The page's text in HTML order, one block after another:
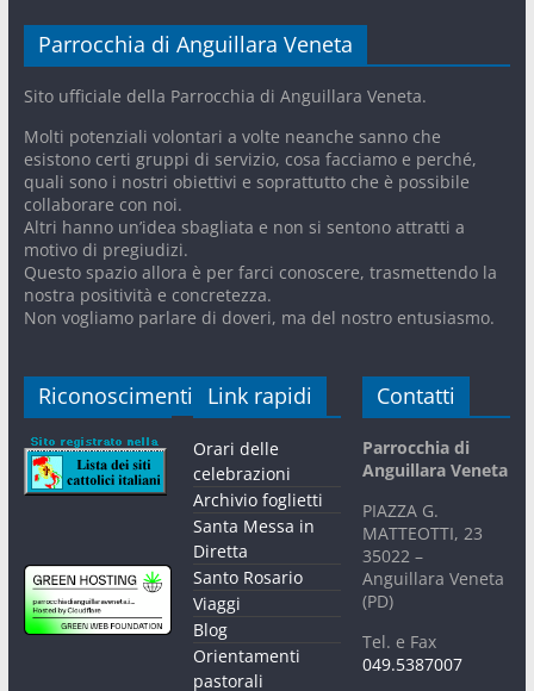
Parrocchia di Anguillara Veneta
Sito ufficiale della Parrocchia di Anguillara Veneta.
Molti potenziali volontari a volte neanche sanno che
esistono certi gruppi di servizio, cosa facciamo e perché,
quali sono i nostri obiettivi e soprattutto che è possibile
collaborare con noi.
Altri hanno un’idea sbagliata e non si sentono attratti a
motivo di pregiudizi.
Questo spazio allora è per farci conoscere, trasmettendo la
nostra positività e concretezza.
Non vogliamo parlare di doveri, ma del nostro entusiasmo.
Riconoscimenti Link rapidi
Orari delle
celebrazioni
Archivio foglietti
Santa Messa in
Diretta
Santo Rosario
Viaggi
Blog
Orientamenti
pastorali
Contatti
Parrocchia di
Anguillara Veneta
PIAZZA G.
MATTEOTTI, 23
35022 –
Anguillara Veneta
(PD)
Tel. e Fax
049.5387007